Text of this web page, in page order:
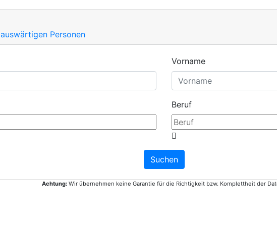
auswärtigen Personen
Vorname
Beruf
Achtung:Wir übernehmen keine Garantie für die Richtigkeit bzw. Komplettheit der